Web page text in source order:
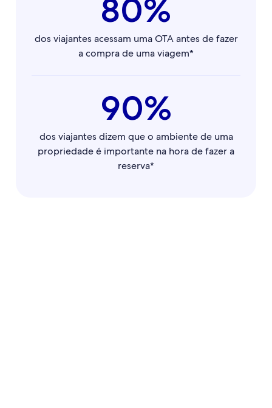
80%
dos viajantes acessam uma OTA antes de fazer
a compra de uma viagem*
90%
dos viajantes dizem que o ambiente de uma
propriedade é importante na hora de fazer a
reserva*